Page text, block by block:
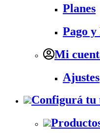
Planes
Pago
Mi
Ajustes
Configurá tu